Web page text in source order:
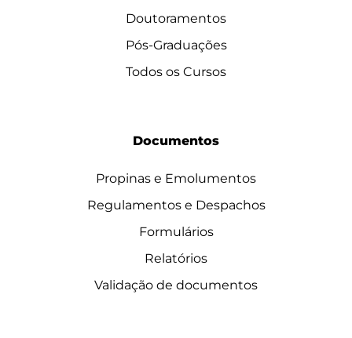
Doutoramentos
Pós-Graduações
Todos os Cursos
Documentos
Propinas e Emolumentos
Regulamentos e Despachos
Formulários
Relatórios
Validação de documentos